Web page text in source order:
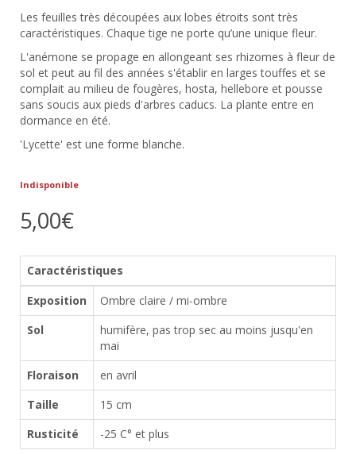
Les feuilles très découpées aux lobes étroits sont très
caractéristiques. Chaque tige ne porte qu’une unique fleur.
L'anémone se propage en allongeant ses rhizomes à fleur de
sol et peut au fil des années s'établir en larges touffes et se
complait au milieu de fougères, hosta, hellebore et pousse
sans soucis aux pieds d'arbres caducs. La plante entre en
dormance en été.
'Lycette' est une forme blanche.
Indisponible
5,00€
Caractéristiques
Exposition
Ombre claire / mi-ombre
Sol
humifère, pas trop sec au moins jusqu'en
mai
Floraison
en avril
Taille
15 cm
Rusticité
-25 C° et plus